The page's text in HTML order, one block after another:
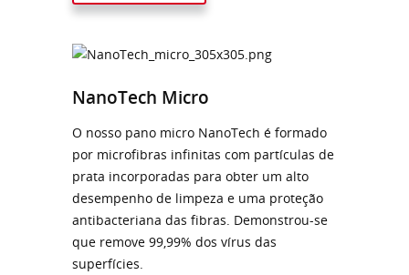
NanoTech Micro
O nosso pano micro NanoTech é formado
por microfibras infinitas com partículas de
prata incorporadas para obter um alto
desempenho de limpeza e uma proteção
antibacteriana das fibras. Demonstrou-se
que remove 99,99% dos vírus das
superfícies.